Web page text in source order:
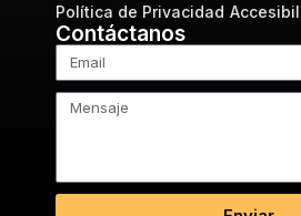
Política de Privacidad
Contáctanos